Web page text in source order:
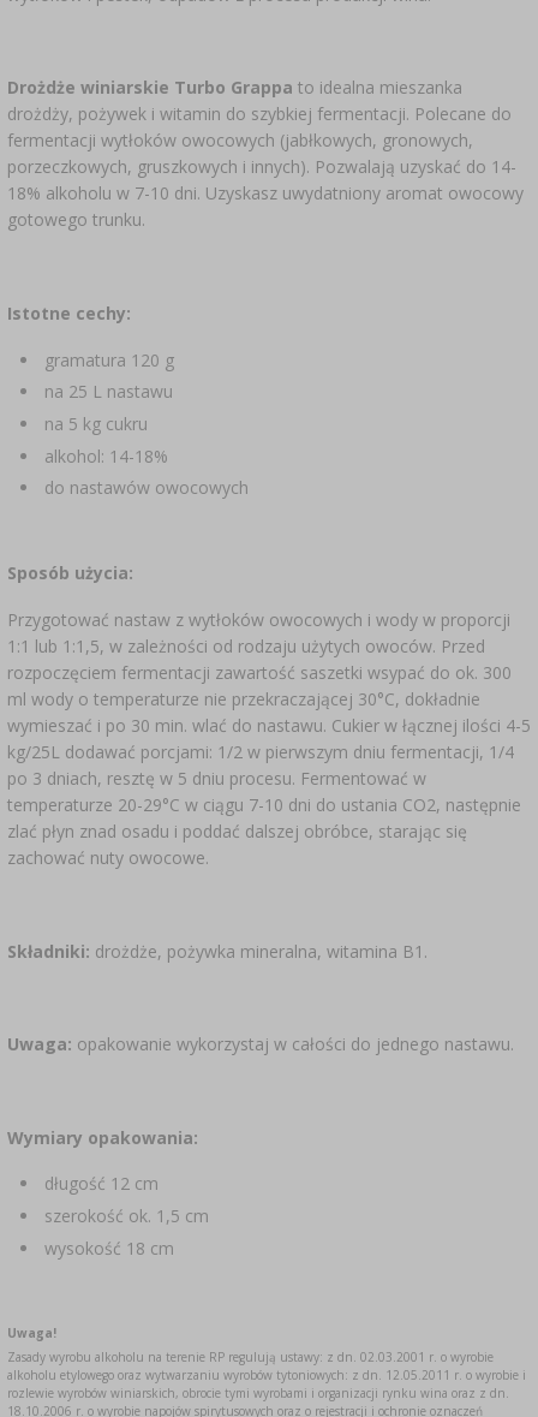
KULTURY BAKTERII
LITERATURA WĘDLINIARSTWO
BUTELKI ›
GĄSIORY ›
AROMATYZACJA
LITERATURA
BADANIA WINA
ETYKIETY
BADANIA ALKOHOLU
LITERATURA
MOTORYZACJA
Drożdże winiarskie Turbo Grappa to idealna mieszanka
drożdży, pożywek i witamin do szybkiej fermentacji. Polecane do
fermentacji wytłoków owocowych (jabłkowych, gronowych,
porzeczkowych, gruszkowych i innych). Pozwalają uzyskać do 14-
18% alkoholu w 7-10 dni. Uzyskasz uwydatniony aromat owocowy
gotowego trunku.
Istotne cechy:
gramatura 120 g
na 25 L nastawu
na 5 kg cukru
alkohol: 14-18%
do nastawów owocowych
Sposób użycia:
Przygotować nastaw z wytłoków owocowych i wody w proporcji
1:1 lub 1:1,5, w zależności od rodzaju użytych owoców. Przed
rozpoczęciem fermentacji zawartość saszetki wsypać do ok. 300
ml wody o temperaturze nie przekraczającej 30°C, dokładnie
wymieszać i po 30 min. wlać do nastawu. Cukier w łącznej ilości 4-5
kg/25L dodawać porcjami: 1/2 w pierwszym dniu fermentacji, 1/4
po 3 dniach, resztę w 5 dniu procesu. Fermentować w
temperaturze 20-29°C w ciągu 7-10 dni do ustania CO2, następnie
zlać płyn znad osadu i poddać dalszej obróbce, starając się
zachować nuty owocowe.
Składniki: drożdże, pożywka mineralna, witamina B1.
Uwaga: opakowanie wykorzystaj w całości do jednego nastawu.
Wymiary opakowania:
długość 12 cm
szerokość ok. 1,5 cm
wysokość 18 cm
Uwaga!
Zasady wyrobu alkoholu na terenie RP regulują ustawy: z dn. 02.03.2001 r. o wyrobie
alkoholu etylowego oraz wytwarzaniu wyrobów tytoniowych: z dn. 12.05.2011 r. o wyrobie i
rozlewie wyrobów winiarskich, obrocie tymi wyrobami i organizacji rynku wina oraz z dn.
18.10.2006 r. o wyrobie napojów spirytusowych oraz o rejestracji i ochronie oznaczeń